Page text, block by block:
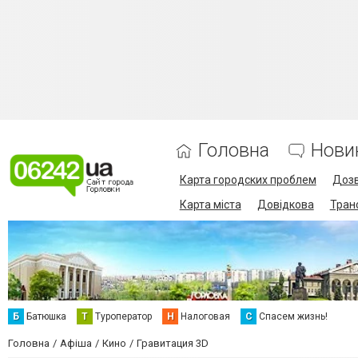
Головна
Карта городских проблем
Карта міста
Довідкова
Б Батюшка Т Туроператор Н Налоговая С Спасем жизнь!
Головна Афіша Кино Гравитация 3D